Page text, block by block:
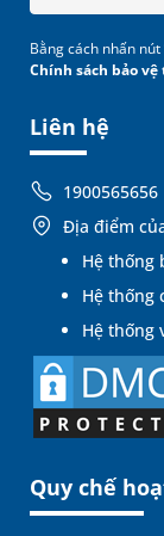
Liên hệ
1900565656
Địa điểm
Hệ thống
Hệ thống
Hệ thống
Quy chế
Bằng cách nhấn nút
Chính sách bảo